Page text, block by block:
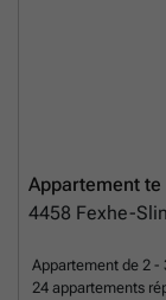
Appartement
4458 Fexhe-
Appartement de 2 -
24 appartements